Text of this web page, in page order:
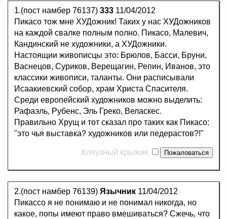
1.(пост намбер 76137) 333 11/04/2012
Пикасо тож мне ХУДожник! Таких у нас ХУДожников
на каждой свалке полным полно. Пикасо, Малевич,
Кандинский не художники, а ХУДожники.
Настоящии живописцы это: Брюлов, Басси, Бруни,
Васнецов, Суриков, Верещагин, Репин, Иванов, это
классики живописи, таланты. Они расписывали
Исаакиевский собор, храм Христа Спасителя.
Среди европейский художников можно выделить:
Рафаэль, Рубенс, Эль Греко, Веласкес.
Правильно Хрущ и тот сказал про таких как Пикасо:
"это чья выставка? художников или педерастов?!"
Кляузный крыжик
2.(пост намбер 76139) Язычник 11/04/2012
Пикассо я не понимаю и не понимал никогда, но
какое, попы имеют право вмешиваться? Сжечь, что